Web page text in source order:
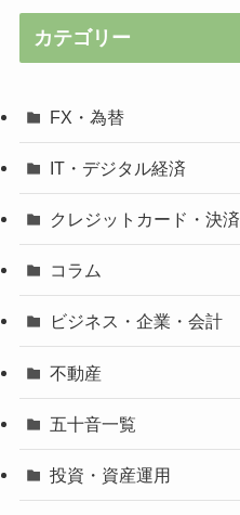
カテゴリー
FX・為替
IT・デジタル経済
クレジットカード・決済
コラム
ビジネス・企業・会計
不動産
五十音一覧
投資・資産運用